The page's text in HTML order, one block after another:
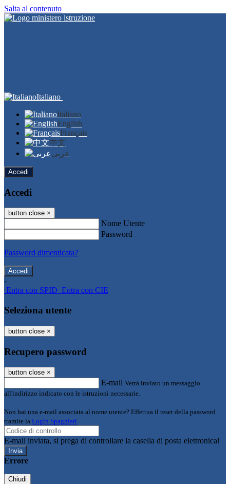
Salta al contenuto
Italiano
Italiano
English
Français
中文
عربى
Accedi
Accedi
button close ×
Nome Utente
Password
Password dimenticata?
-
Entra con SPID Entra con CIE
Seleziona utente
button close ×
Recupero password
button close ×
E-mail Verrà inviato un messaggio
all'indirizzo indicato con le istruzioni necessarie.
Non hai una e-mail associata al nome utente? Effettua il reset della password
tramite la Login Spaggiari
E-mail inviata, si prega di controllare la casella di posta elettronica!
Errore
Chiudi